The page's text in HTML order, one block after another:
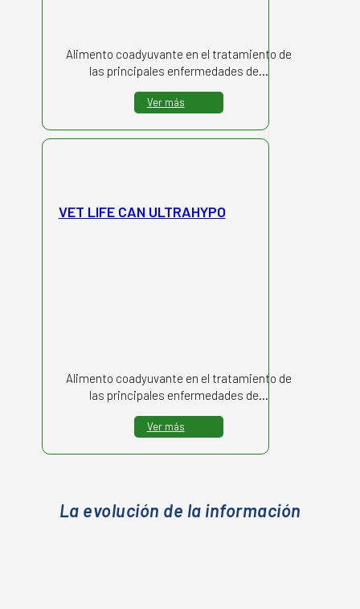
Alimento coadyuvante en el tratamiento de
las principales enfermedades de…
Ver más
VET LIFE CAN ULTRAHYPO
Alimento coadyuvante en el tratamiento de
las principales enfermedades de…
Ver más
La evolución de la información